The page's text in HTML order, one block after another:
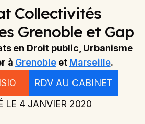
Collectivités
Grenoble et Gap
en Droit public, Urbanisme
à Grenobleet Marseille.
RDV AU CABINET
LE 4 JANVIER 2020